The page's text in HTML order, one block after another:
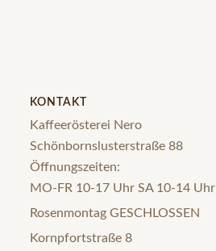
KONTAKT
Kaffeerösterei Nero
Schönbornslusterstraße 88
Öffnungszeiten:
MO-FR 10-17 Uhr SA 10-14 Uhr
Rosenmontag GESCHLOSSEN
Kornpfortstraße 8